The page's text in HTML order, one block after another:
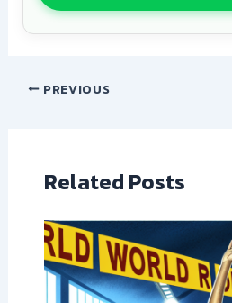
PREVIOUS
Related Posts